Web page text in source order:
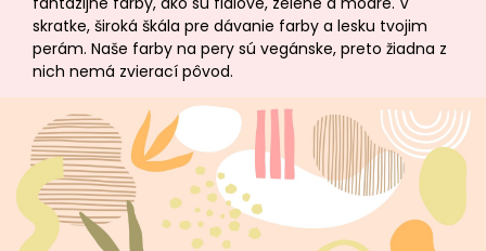
skratke, široká škála pre dávanie farby a lesku tvojim
perám. Naše farby na pery sú vegánske, preto žiadna z
nich nemá zvierací pôvod.